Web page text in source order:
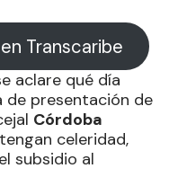
Transcaribe
aclare qué día
de presentación de
Córdoba
celeridad,
subsidio al